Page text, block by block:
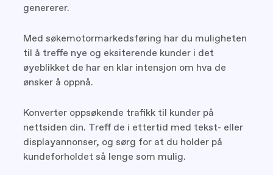
genererer.
Med søkemotormarkedsføring har du muligheten
til å treffe nye og eksiterende kunder i det
øyeblikket de har en klar intensjon om hva de
ønsker å oppnå.
Konverter oppsøkende trafikk til kunder på
nettsiden din. Treff de i ettertid med tekst- eller
displayannonser, og sørg for at du holder på
kundeforholdet så lenge som mulig.